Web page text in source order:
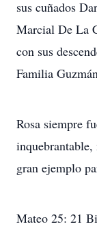
sus cuñados
Marcial De La
con sus
Familia
Rosa siempre
gran ejemplo
Mateo 25: 21